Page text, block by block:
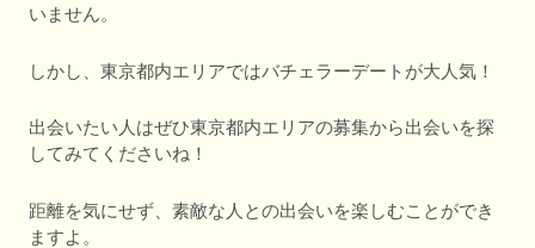
いません。
しかし、東京都内エリアではバチェラーデートが大人気！
出会いたい人はぜひ東京都内エリアの募集から出会いを探
してみてくださいね！
距離を気にせず、素敵な人との出会いを楽しむことができ
ますよ。